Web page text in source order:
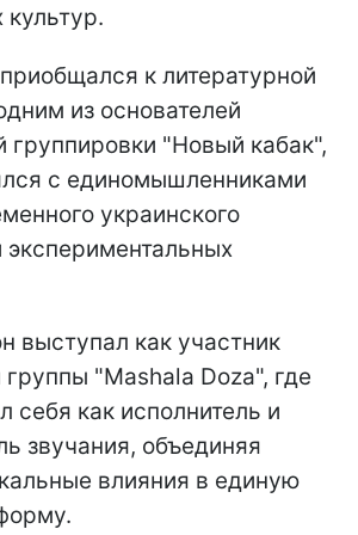
к литературной
из основателей
группировки "Новый кабак",
с единомышленниками
украинского
экспериментальных
выступал как участник
"Mashala Doza", где
себя как исполнитель и
звучания, объединяя
влияния в единую